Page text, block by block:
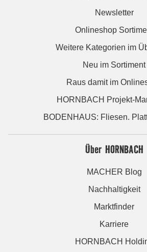
Newsletter
Onlineshop
Weitere Kategorien im
Neu im Sortiment
Raus damit im
HORNBACH Projekt-
BODENHAUS: Fliesen.
Über HORNBACH
MACHER Blog
Nachhaltigkeit
Marktfinder
Karriere
HORNBACH